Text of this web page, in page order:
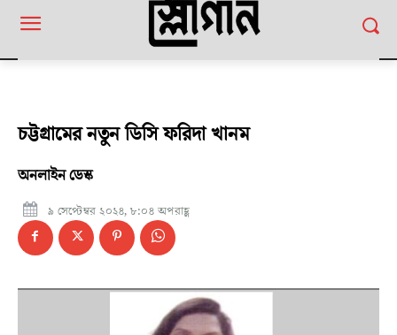
চট্টগ্রামের নতুন ডিসি ফরিদা খানম
অনলাইন ডেস্ক
৯ সেপ্টেম্বর ২০২৪, ৮:০৪ অপরাহ্ণ